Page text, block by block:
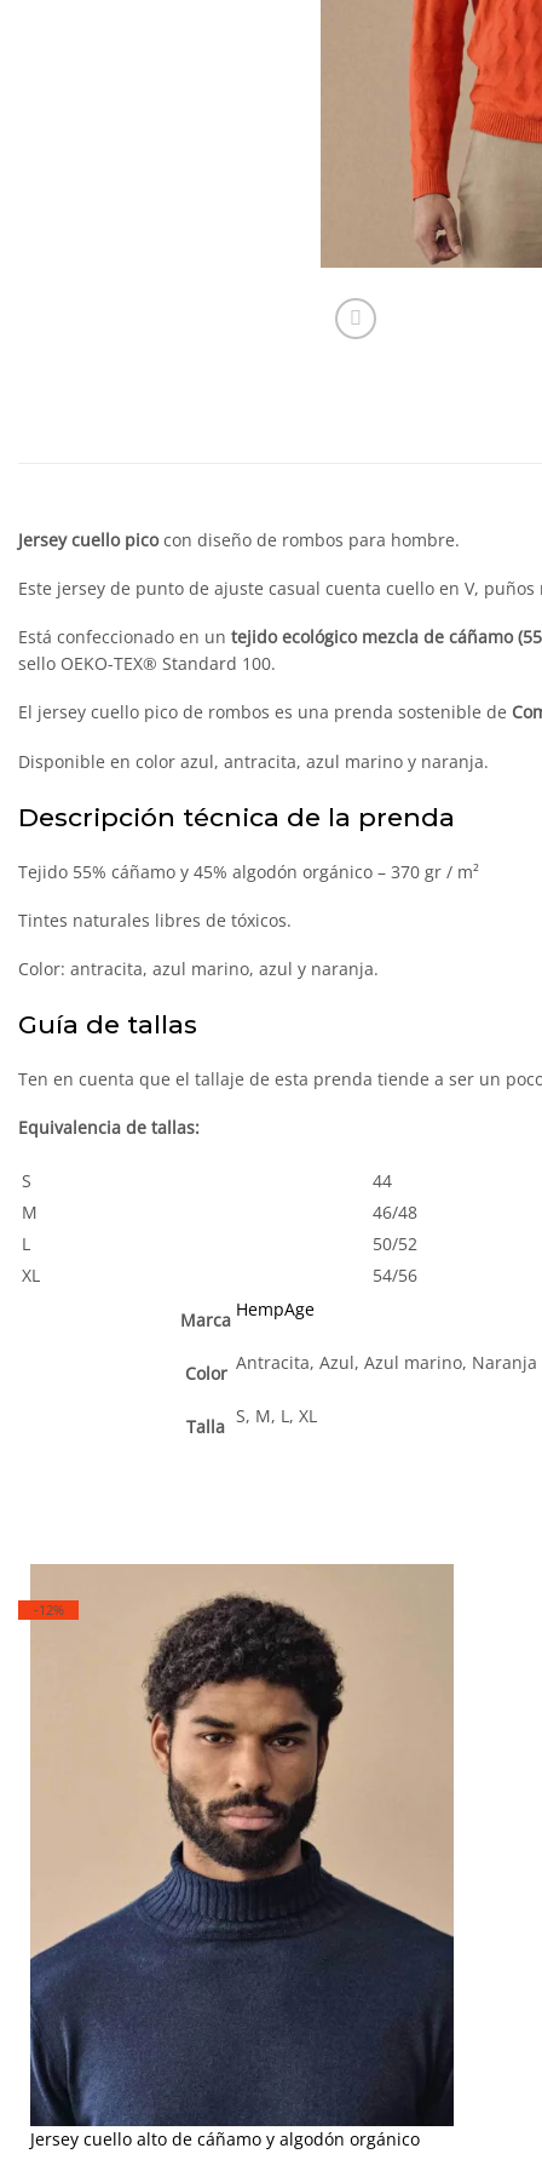
Jersey cuello picocon diseño de rombos para hombre.
Este jersey de punto de ajuste casual cuenta cuello en V,
Está confeccionado en un tejido ecológico mezcla de cáñamo
sello OEKO-TEX® Standard 100.
El jersey cuello pico de rombos es una prenda sostenible de
Disponible en color azul, antracita, azul marino y naranja.
Descripción técnica de la prenda
Tejido 55% cáñamo y 45% algodón orgánico – 370 gr / m²
Tintes naturales libres de tóxicos.
Color: antracita, azul marino, azul y naranja.
Guía de tallas
Ten en cuenta que el tallaje de esta prenda tiende a ser un
Equivalencia de tallas:
S
44
M
46/48
L
50/52
XL
54/56
Marca HempAge
Color Antracita, Azul, Azul marino, Naranja
Talla S, M, L, XL
-12%
Jersey cuello alto de cáñamo y algodón orgánico